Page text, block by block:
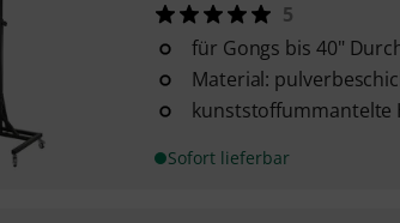
5
für Gongs bis 40"
Material:
kunststoffummantelte
Sofort lieferbar